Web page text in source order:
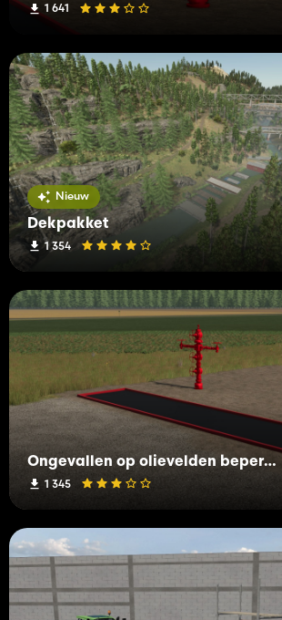
1 641
Nieuw
Dekpakket
1 354
Ongevallen op olievelden beperken
1 345